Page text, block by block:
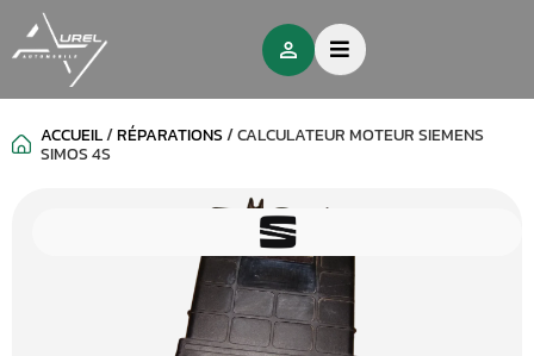
ACCUEIL/RÉPARATIONS/CALCULATEUR MOTEUR SIEMENS
SIMOS 4S